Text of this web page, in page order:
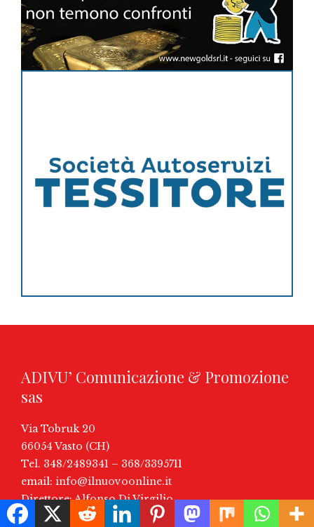
ADIVU’ Comunicazione & Promozione
sas
Via Tobruk 20
66054 Vasto (CH)
Tel. 348/2489341 – 368/3395711
email: info@ilnuovoonline.it
Direttore: Alfonso Di Virgilio
P.IVA: 02241550694